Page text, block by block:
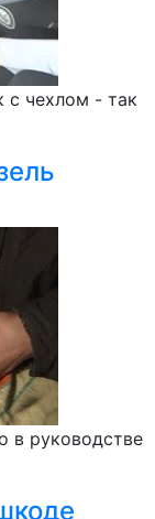
с чехлом - так
в руководстве